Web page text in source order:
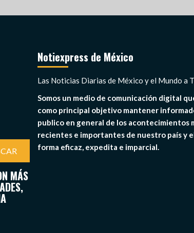
MÁS
Notiexpress de México
Las Noticias Diarias de México y el Mundo a
Somos un medio de comunicación digital
como principal objetivo mantener
publico en general de los acontecimientos
recientes e importantes de nuestro país y
forma eficaz, expedita e imparcial.